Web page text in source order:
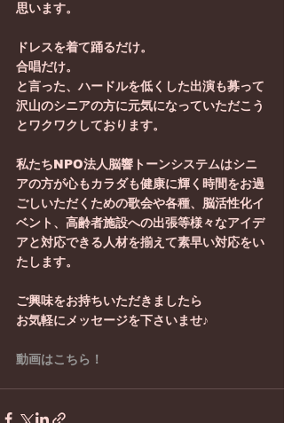
思います。
ドレスを着て踊るだけ。
合唱だけ。
と言った、ハードルを低くした出演も募って
沢山のシニアの方に元気になっていただこう
とワクワクしております。
私たちNPO法人脳響トーンシステムはシニ
アの方が心もカラダも健康に輝く時間をお過
ごしいただくための歌会や各種、脳活性化イ
ベント、高齢者施設への出張等様々なアイデ
アと対応できる人材を揃えて素早い対応をい
たします。
ご興味をお持ちいただきましたら
お気軽にメッセージを下さいませ♪
動画はこちら！